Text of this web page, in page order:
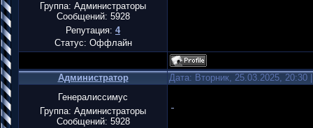
Группа: Администраторы
Сообщений: 5928
Репутация: 4
Статус: Оффлайн
Администратор
Дата: Вторник, 25.03.2025,
Генералиссимус
Группа: Администраторы
Сообщений: 5928